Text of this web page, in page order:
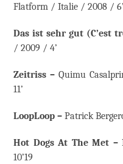
Flatform / Italie / 2008 /
Das ist sehr gut (C’est
/ 2009 / 4’
Zeitriss – Quimu
11’
LoopLoop – Patrick
Hot Dogs At The Met –
10’19